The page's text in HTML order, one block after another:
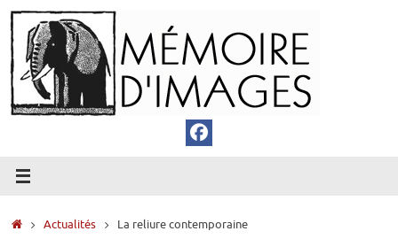
Passer
au
contenu
Accueil
Actualités La reliure contemporaine